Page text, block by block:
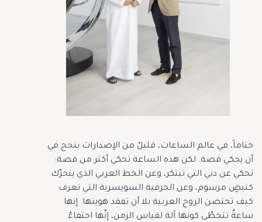
ختاماً، في عالم الساعات، قليلٌ من الإصدارات ينجح في
أن يحكي قصة. لكن هذه الساعة تحكي أكثر من قصة:
تحكي عن دبي التي تبتكر، وعن الخط العربي الذي يتحرّك
كنبضٍ مرسوم، وعن الحرفية السويسرية التي تعرف
كيف تحتضن الروح العربية بلا أن تفقد هويتها. إنها
ساعةٌ تتخطّى كونها آلة لقياس الزمن، إنّها احتفاءٌ